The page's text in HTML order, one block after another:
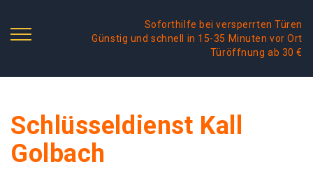
Soforthilfe bei versperrten Türen
Günstig und schnell in 15-35 Minuten vor Ort
Türöffnung ab 30 €
Schlüsseldienst Kall
Golbach